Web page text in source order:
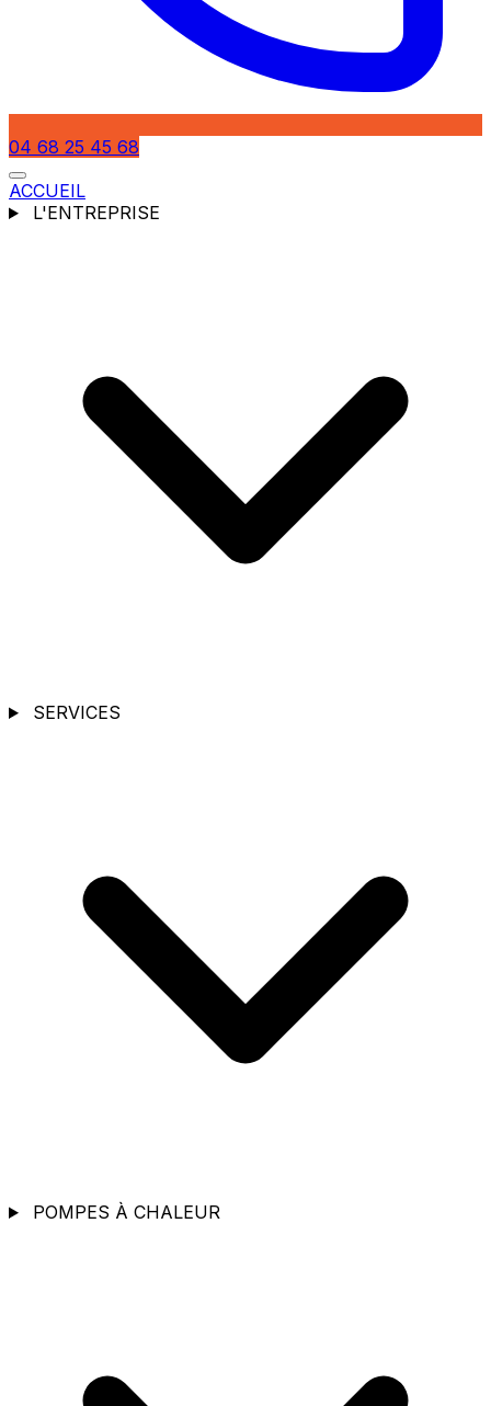
04 68 25 45 68
ACCUEIL
L'ENTREPRISE
SERVICES
POMPES À CHALEUR